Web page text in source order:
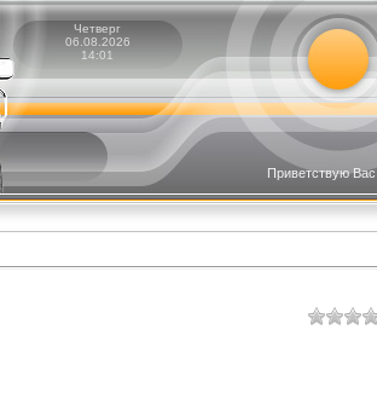
Четверг
06.08.2026
14:01
Приветствую Вас